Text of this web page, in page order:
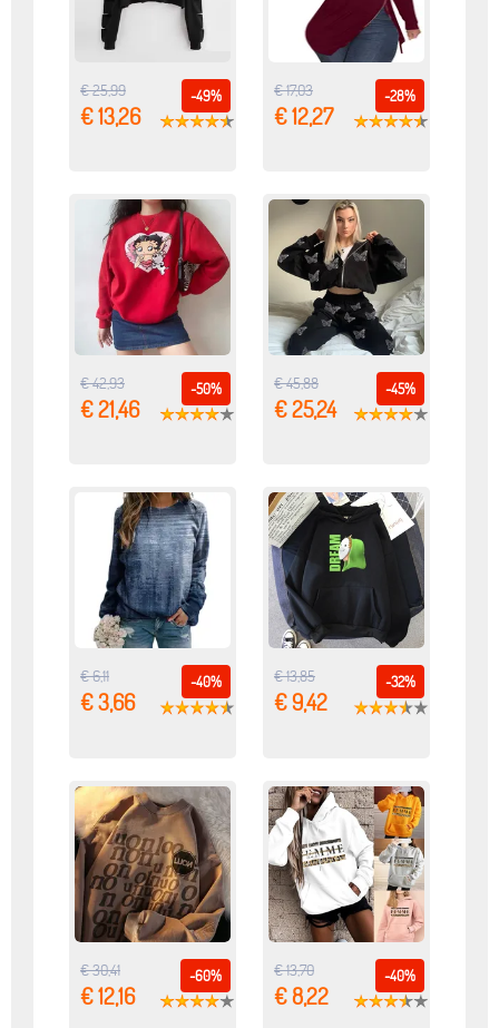
-49%
€ 25,99
€ 13,26
-28%
€ 17,03
€ 12,27
-50%
€ 42,93
€ 21,46
-45%
€ 45,88
€ 25,24
-40%
€ 6,11
€ 3,66
-32%
€ 13,85
€ 9,42
-60%
€ 30,41
€ 12,16
-40%
€ 13,70
€ 8,22